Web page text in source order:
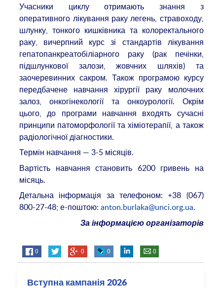
Учасники циклу отримають знання з
оперативного лікування раку легень, стравоходу,
шлунку, тонкого кишківника та колоректального
раку, вичерпний курс зі стандартів лікування
гепатопанкреатобіліарного раку (рак печінки,
підшлункової залози, жовчних шляхів) та
заочеревинних сакром. Також програмою курсу
передбачене навчання хірургії раку молочних
залоз, онкогінекології та онкоурології. Окрім
цього, до програми навчання входять сучасні
принципи патоморфології та хіміотерапії, а також
радіологічної діагностики.
Термін навчання — 3-5 місяців.
Вартість навчання становить 6200 гривень на
місяць.
Детальна інформація за телефоном: +38 (067)
800-27-48; е-поштою:anton.burlaka@unci.org.ua.
За інформацією організаторів
0 0 0 0
Вступна кампанія 2026